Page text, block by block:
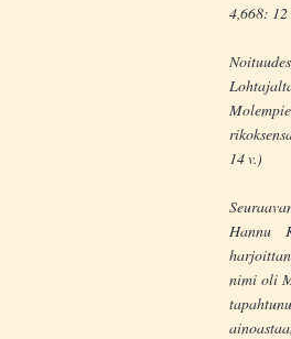
4,668:
14 v.)
Hannu
nimi oli